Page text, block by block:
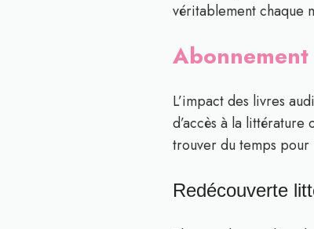
véritablement chaque
L’impact des livres
d’accès à la
trouver du temps pour
Redécouverte